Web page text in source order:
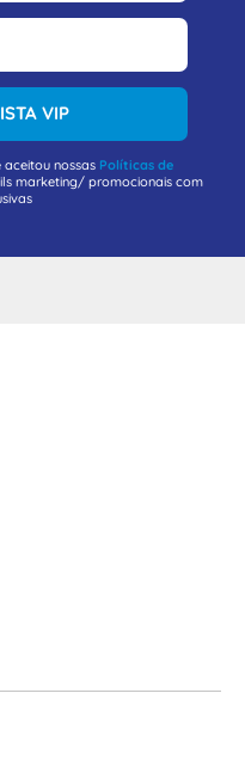
VIP
nossas Políticas de
marketing/ promocionais com